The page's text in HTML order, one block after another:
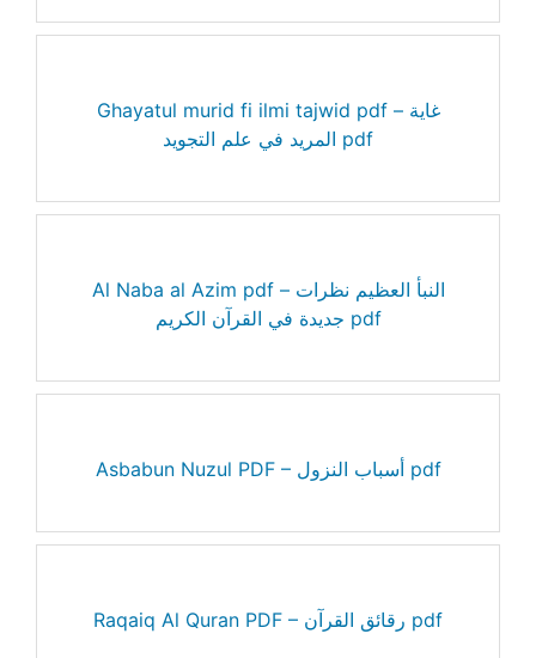
Ghayatul murid fi ilmi tajwid pdf – غاية
المريد في علم التجويد pdf
Al Naba al Azim pdf – النبأ العظيم نظرات
جديدة في القرآن الكريم pdf
Asbabun Nuzul PDF – أسباب النزول pdf
Raqaiq Al Quran PDF – رقائق القرآن pdf